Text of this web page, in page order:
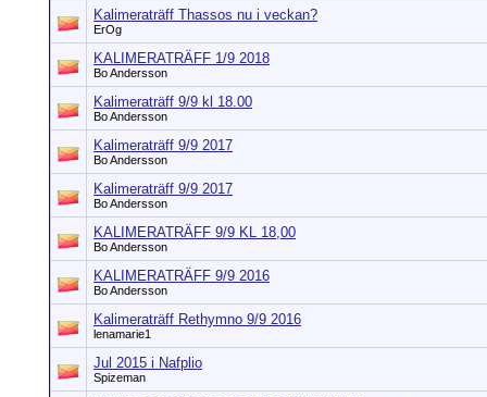
Kalimeraträff Thassos nu i veckan?
ErOg
KALIMERATRÄFF 1/9 2018
Bo Andersson
Kalimeraträff 9/9 kl 18.00
Bo Andersson
Kalimeraträff 9/9 2017
Bo Andersson
Kalimeraträff 9/9 2017
Bo Andersson
KALIMERATRÄFF 9/9 KL 18,00
Bo Andersson
KALIMERATRÄFF 9/9 2016
Bo Andersson
Kalimeraträff Rethymno 9/9 2016
lenamarie1
Jul 2015 i Nafplio
Spizeman